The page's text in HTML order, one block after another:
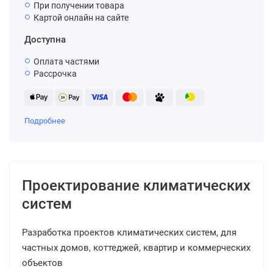
При получении товара
Картой онлайн на сайте
Доступна
Оплата частями
Рассрочка
Подробнее
Проектирование климатических
систем
Разработка проектов климатических систем, для
частных домов, коттеджей, квартир и коммерческих
объектов